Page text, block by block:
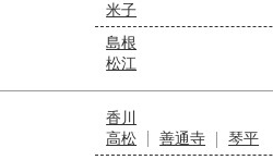
米子
島根
松江
香川
高松
善通寺
琴平